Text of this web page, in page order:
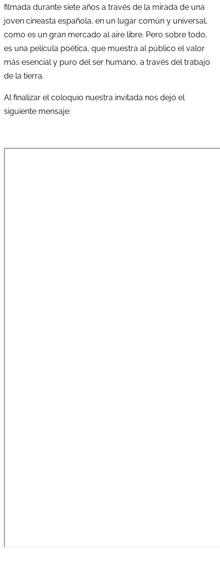
filmada durante siete años a través de la mirada de una
joven cineasta española, en un lugar común y universal,
como es un gran mercado al aire libre. Pero sobre todo,
es una película poética, que muestra al público el valor
más esencial y puro del ser humano, a través del trabajo
de la tierra.
Al finalizar el coloquio nuestra invitada nos dejó el
siguiente mensaje: